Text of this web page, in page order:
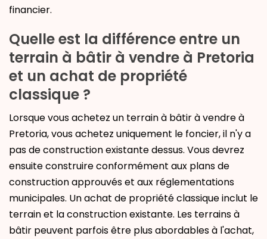
financier.
Quelle est la différence entre un
terrain à bâtir à vendre à Pretoria
et un achat de propriété
classique ?
Lorsque vous achetez un terrain à bâtir à vendre à
Pretoria, vous achetez uniquement le foncier, il n'y a
pas de construction existante dessus. Vous devrez
ensuite construire conformément aux plans de
construction approuvés et aux réglementations
municipales. Un achat de propriété classique inclut le
terrain et la construction existante. Les terrains à
bâtir peuvent parfois être plus abordables à l'achat,